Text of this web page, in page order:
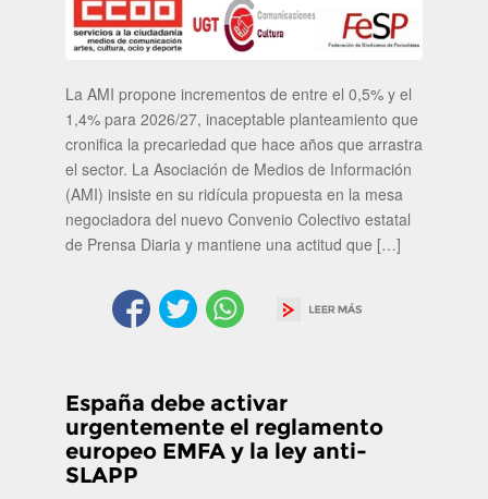
La AMI propone incrementos de entre el 0,5% y el
1,4% para 2026/27, inaceptable planteamiento que
cronifica la precariedad que hace años que arrastra
el sector. La Asociación de Medios de Información
(AMI) insiste en su ridícula propuesta en la mesa
negociadora del nuevo Convenio Colectivo estatal
de Prensa Diaria y mantiene una actitud que […]
España debe activar
urgentemente el reglamento
europeo EMFA y la ley anti-
SLAPP